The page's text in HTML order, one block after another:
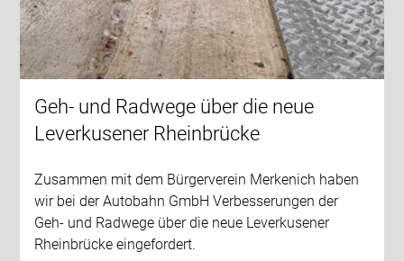
Geh- und Radwege über die neue
Leverkusener Rheinbrücke
Zusammen mit dem Bürgerverein Merkenich haben
wir bei der Autobahn GmbH Verbesserungen der
Geh- und Radwege über die neue Leverkusener
Rheinbrücke eingefordert.